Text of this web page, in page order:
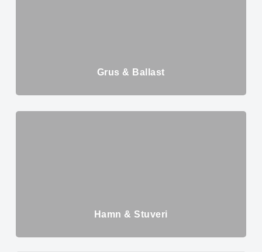
Grus & Ballast
Hamn & Stuveri